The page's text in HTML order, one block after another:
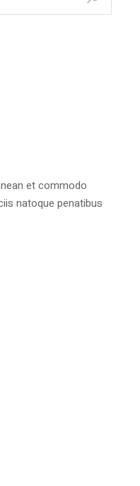
et commodo
natoque penatibus